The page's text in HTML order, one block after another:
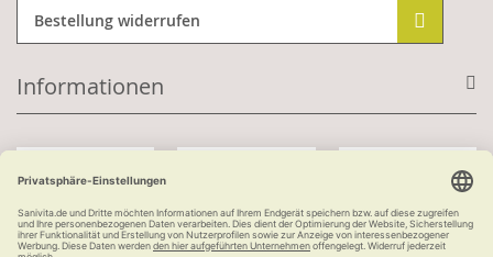
Bestellung widerrufen
Informationen